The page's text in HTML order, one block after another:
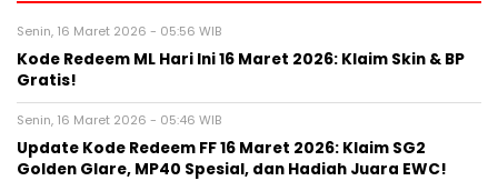
Senin, 16 Maret 2026 - 05:56 WIB
Kode Redeem ML Hari Ini 16 Maret 2026: Klaim Skin & BP
Gratis!
Senin, 16 Maret 2026 - 05:46 WIB
Update Kode Redeem FF 16 Maret 2026: Klaim SG2
Golden Glare, MP40 Spesial, dan Hadiah Juara EWC!